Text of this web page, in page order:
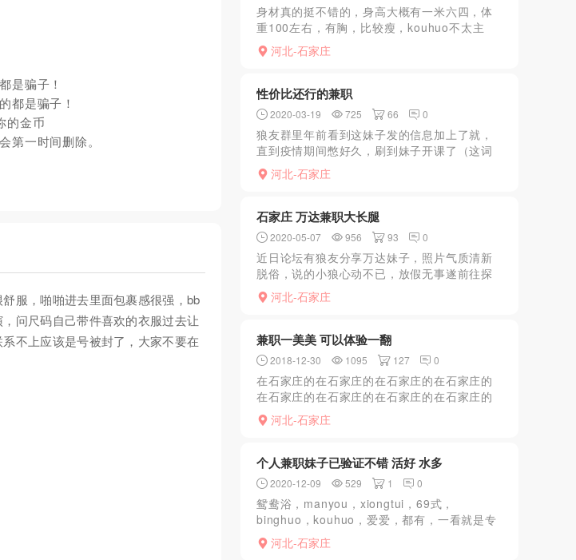
是骗子！
都是骗子！
的金币
第一时间删除。
服，啪啪进去里面包裹感很强，bb
问尺码自己带件喜欢的衣服过去让
不上应该是号被封了，大家不要在
身材真的挺不错的，身高大概有一米六四，体
重100左右，有胸，比较瘦，kouhuo不太主
动，但是kouhuo质量还行，总体来说性价比比
较高
河北-石家庄
性价比还行的兼职
2020-03-19 725 66 0
狼友群里年前看到这妹子发的信息加上了就，
直到疫情期间憋好久，刷到妹子开课了（这词
用的，啧啧啧~）；只白天还不过夜，要了地址
到位置QQ联系上楼；环境还挺干净整洁，妹子
河北-石家庄
石家庄 万达兼职大长腿
2020-05-07 956 93 0
近日论坛有狼友分享万达妹子，照片气质清新
脱俗，说的小狼心动不已，放假无事遂前往探
花。加V后发来照片和论坛描述一样，约好妹妹
直接打车直奔万达，在妹妹的遥控指挥下到达
河北-石家庄
兼职一美美 可以体验一翻
2018-12-30 1095 127 0
在石家庄的在石家庄的在石家庄的在石家庄的
在石家庄的在石家庄的在石家庄的在石家庄的
在石家庄的在石家庄的在石家庄的在石家庄的
在石家庄的在石家庄的在石家庄的在石家庄的
河北-石家庄
个人兼职妹子已验证不错 活好 水多
2020-12-09 529 1 0
鸳鸯浴，manyou，xiongtui，69式，
binghuo，kouhuo，爱爱，都有，一看就是专
业的。。。。。。。。。。。。。。
错！！！！！！！！！！！！
河北-石家庄